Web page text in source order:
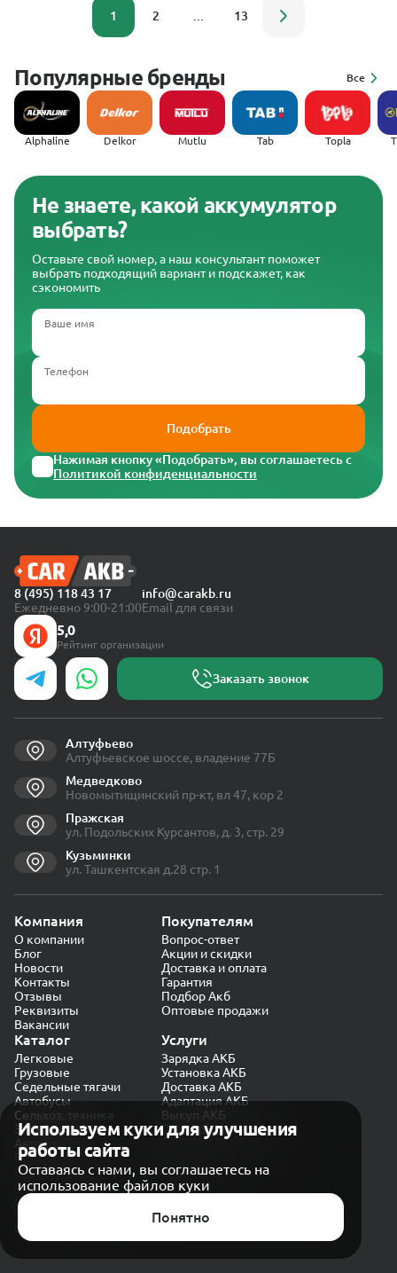
1 2 13
Популярные бренды Все
Alphaline Delkor Mutlu Tab Topla
Не знаете, какой аккумулятор
выбрать?
Оставьте свой номер, а наш консультант поможет
выбрать подходящий вариант и подскажет, как
сэкономить
Ваше имя
Телефон
Подобрать
Нажимая кнопку «Подобрать», вы соглашаетесь с
Политикой конфиденциальности
Используем куки для улучшения
работы сайта
Оставаясь с нами, вы соглашаетесь на
использование файлов куки
Понятно
8 (495) 118 43 17
Ежедневно 9:00-21:00
info@carakb.ru
Email для связи
5,0
Рейтинг организации
Заказать звонок
Алтуфьево
Алтуфьевское шоссе, владение 77Б
Медведково
Новомытищинский пр-кт, вл 47, кор 2
Пражская
ул. Подольских Курсантов, д. 3, стр. 29
Кузьминки
ул. Ташкентская д.28 стр. 1
Компания
О компании
Блог
Новости
Контакты
Отзывы
Реквизиты
Вакансии
Покупателям
Вопрос-ответ
Акции и скидки
Доставка и оплата
Гарантия
Подбор Акб
Оптовые продажи
Каталог
Легковые
Грузовые
Седельные тягачи
Автобусы
Сельхоз. техника
Экскаваторы
Автокраны
Услуги
Зарядка АКБ
Установка АКБ
Доставка АКБ
Адаптация АКБ
Выкуп АКБ
Проверка генератора
Политика конфиденциальности
Обработка персональных данных
Согласие на обработку в «Яндекс.Метрика»
Карта сайта
© CARAKB 2026. Все права защищены